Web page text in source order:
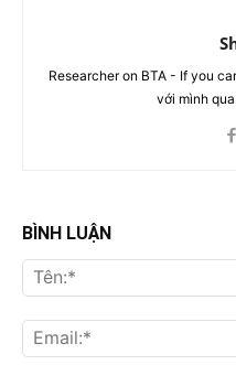
Researcher on BTA - If you
với mình
BÌNH LUẬN